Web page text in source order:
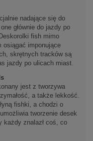
nadające się do
głównie do jazdy po
fish mimo
osiągać imponujące
skrętnych tracków są
jazdy po ulicach miast.
jest z tworzywa
a także lekkość.
fishki, a chodzi o
tworzenie desek
każdy znalazł coś, co